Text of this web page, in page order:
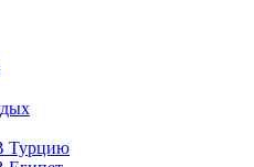
Турцию